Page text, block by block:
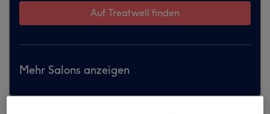
Auf Treatwell finden
Mehr Salons anzeigen